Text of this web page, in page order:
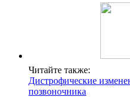
Читайте также:
Дистрофические
позвоночника